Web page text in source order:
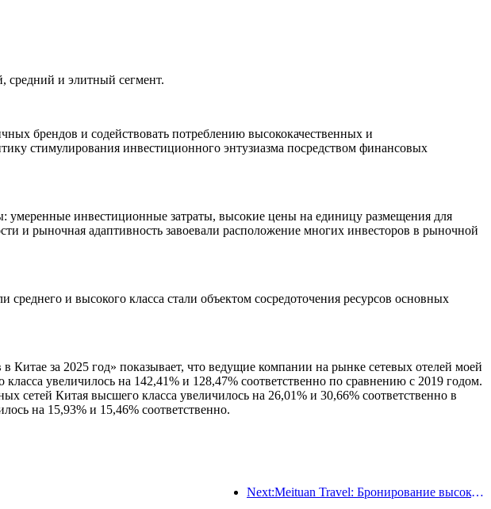
средний и элитный сегмент.
брендов и содействовать потреблению высококачественных и
стимулирования инвестиционного энтузиазма посредством финансовых
умеренные инвестиционные затраты, высокие цены на единицу размещения для
и рыночная адаптивность завоевали расположение многих инвесторов в рыночной
и высокого класса стали объектом сосредоточения ресурсов основных
за 2025 год» показывает, что ведущие компании на рынке сетевых отелей моей
увеличилось на 142,41% и 128,47% соответственно по сравнению с 2019 годом.
сетей Китая высшего класса увеличилось на 26,01% и 30,66% соответственно в
на 15,93% и 15,46% соответственно.
Next:Meituan Travel: Бронирование высокозвездочных отелей в уездах во время Праздника драконьих лодок очень популярно, причем основными клиентами становятся семьи с детьми